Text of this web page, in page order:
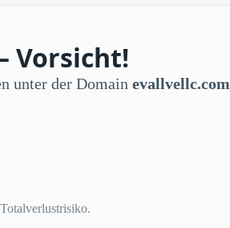
Vorsicht!
unter der Domain evallvellc.com